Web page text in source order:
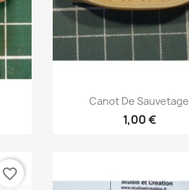
Aperçu rapide
Canot De Sauvetage
1,00 €
favorite_border